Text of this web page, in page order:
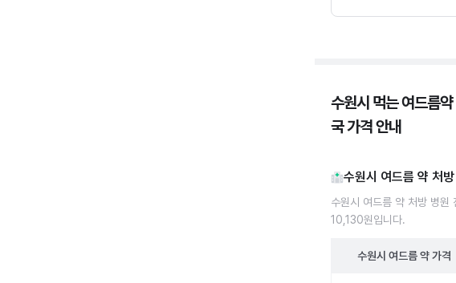
수원시 먹는 여드름
국 가격 안내
수원시 여드름 약 처
수원시 여드름 약 처방 병원
10,130원입니다.
수원시 여드름 약가격